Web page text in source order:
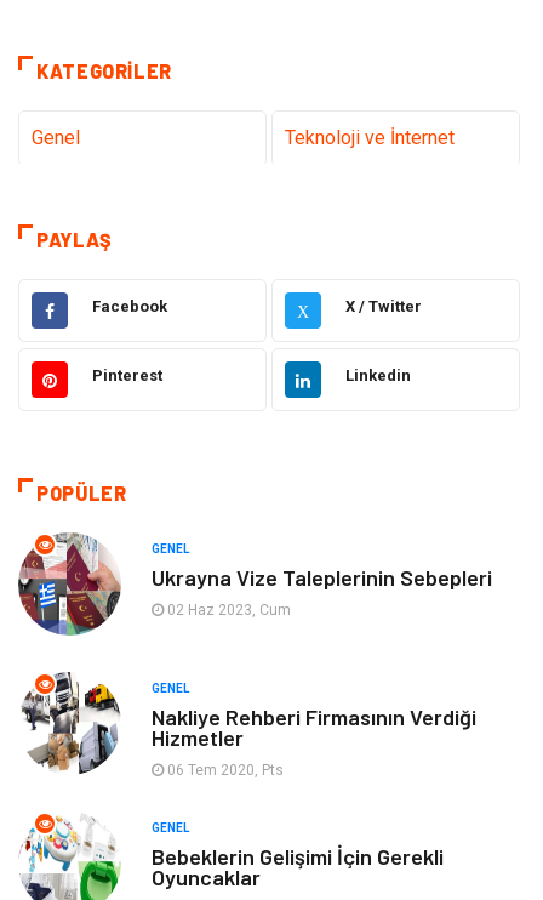
KATEGORILER
Genel Teknoloji ve İnternet
Hukuk Elektrik & Elektronik
Giyim Makine
Otomotiv
Keyif ve Hobi Yeme İçme
Moda
Anne Çocuk
Aksesuar
Mobilya
Spor
PAYLAŞ
Facebook X X / Twitter
Pinterest Linkedin
POPÜLER
GENEL
Ukrayna Vize Taleplerinin Sebepleri
02 Haz 2023, Cum
GENEL
Nakliye Rehberi Firmasının Verdiği
Hizmetler
06 Tem 2020, Pts
GENEL
Bebeklerin Gelişimi İçin Gerekli
Oyuncaklar